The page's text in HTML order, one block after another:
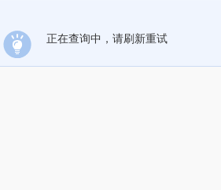
正在查询中，请刷新重试